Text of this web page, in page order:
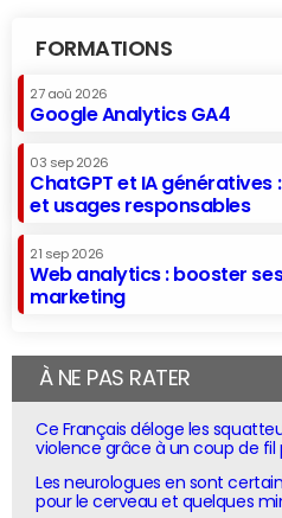
FORMATIONS
27 aoû 2026
Google Analytics GA4
03 sep 2026
ChatGPT et IA génératives
et usages responsables
21 sep 2026
Web analytics : booster
marketing
À NE PAS RATER
Ce Français déloge les
violence grâce à un coup de
Les neurologues en sont
pour le cerveau et quelques